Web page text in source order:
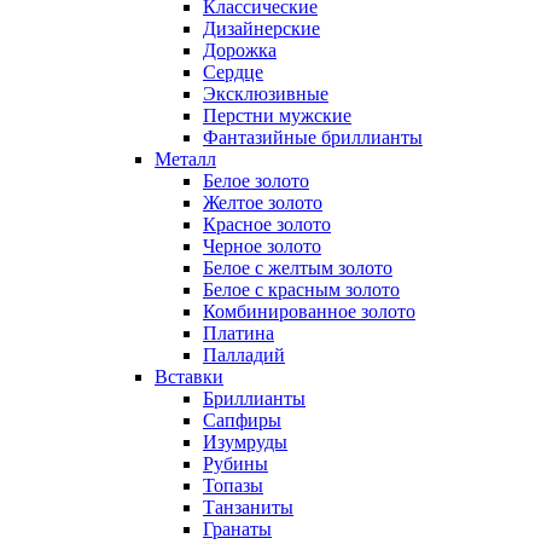
Классические
Дизайнерские
Дорожка
Сердце
Эксклюзивные
Перстни мужские
Фантазийные бриллианты
Металл
Белое золото
Желтое золото
Красное золото
Черное золото
Белое с желтым золото
Белое с красным золото
Комбинированное золото
Платина
Палладий
Вставки
Бриллианты
Сапфиры
Изумруды
Рубины
Топазы
Танзаниты
Гранаты